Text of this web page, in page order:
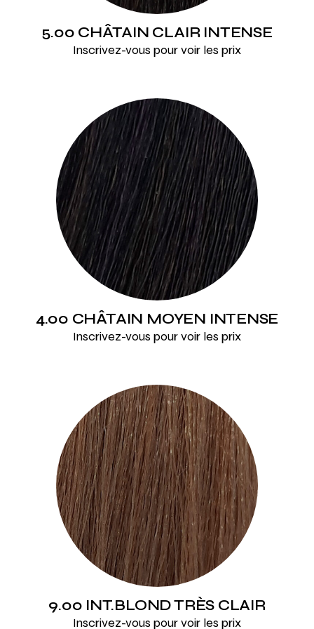
5.00 CHÂTAIN CLAIR INTENSE
Inscrivez-vous pour voir les prix
4.00 CHÂTAIN MOYEN INTENSE
Inscrivez-vous pour voir les prix
9.00 INT.BLOND TRÈS CLAIR
Inscrivez-vous pour voir les prix